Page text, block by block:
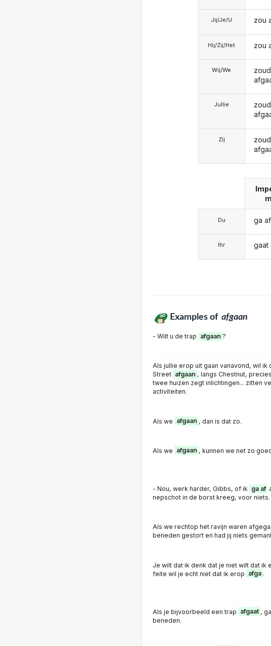
Jij/Je/U
Hij/Zij/Het
Wij/We
Jullie
Zij
zou
zou
Du
Ihr
ga af
gaat
Examples of afgaan
- Wilt u de trap afgaan ?
Als jullie erop uit gaan vanavond, wil ik
Street afgaan , langs Chestnut,
twee huizen zegt inlichtingen... zitten
activiteiten.
Als we afgaan , dan is dat zo.
Als we afgaan , kunnen we net zo
- Nou, werk harder, Gibbs, of ik ga af
nepschot in de borst kreeg, voor niets.
Als we rechtop het ravijn waren
beneden gestort en had jij niets
Je wilt dat ik denk dat je niet wilt dat ik
feite wil je echt niet dat ik erop afga .
Als je bijvoorbeeld een trap afgaat ,
beneden.